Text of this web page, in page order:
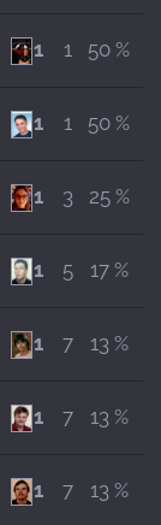
1 1 50 %
1 1 50 %
1 3 25 %
1 5 17 %
1 7 13 %
1 7 13 %
1 7 13 %